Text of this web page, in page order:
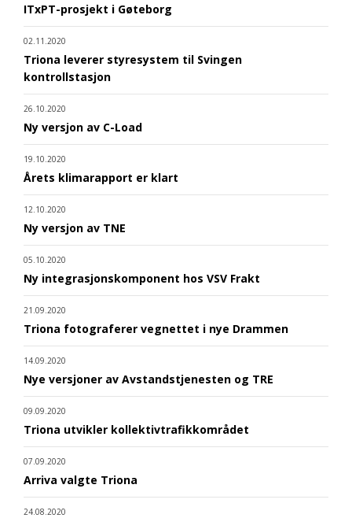
ITxPT-prosjekt i Gøteborg
02.11.2020
Triona leverer styresystem til Svingen
kontrollstasjon
26.10.2020
Ny versjon av C-Load
19.10.2020
Årets klimarapport er klart
12.10.2020
Ny versjon av TNE
05.10.2020
Ny integrasjonskomponent hos VSV Frakt
21.09.2020
Triona fotograferer vegnettet i nye Drammen
14.09.2020
Nye versjoner av Avstandstjenesten og TRE
09.09.2020
Triona utvikler kollektivtrafikkområdet
07.09.2020
Arriva valgte Triona
24.08.2020